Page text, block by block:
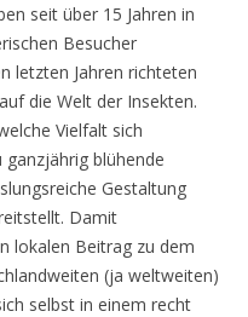
seit über 15 Jahren in
Besucher
letzten Jahren richteten
die Welt der Insekten.
Vielfalt sich
blühende
Gestaltung
Damit
lokalen Beitrag zu dem
(ja weltweiten)
selbst in einem recht